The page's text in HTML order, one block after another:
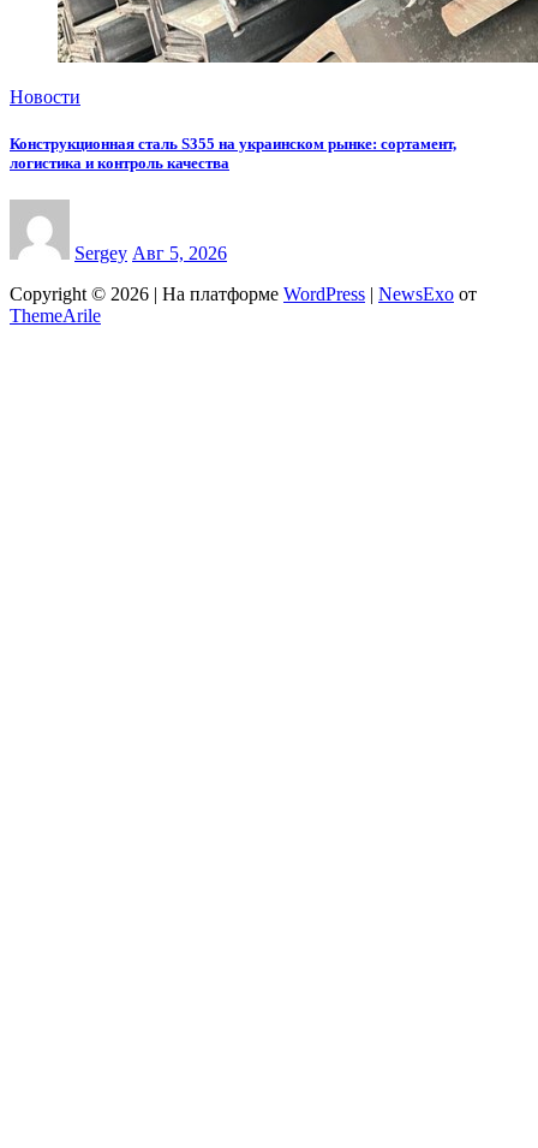
Новости
Конструкционная сталь S355 на украинском рынке: сортамент,
логистика и контроль качества
Sergey Авг 5, 2026
Copyright © 2026 | На платформе WordPress NewsExo от
ThemeArile